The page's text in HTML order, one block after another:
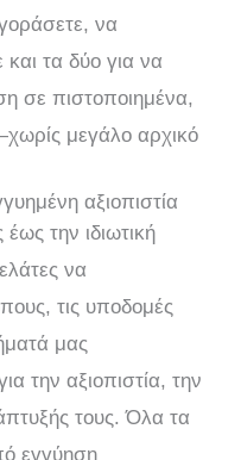
να
τα δύο για να
σε πιστοποιημένα,
μεγάλο αρχικό
αξιοπιστία
την ιδιωτική
να
τις υποδομές
μας
την αξιοπιστία, την
τους. Όλα τα
εγγύηση